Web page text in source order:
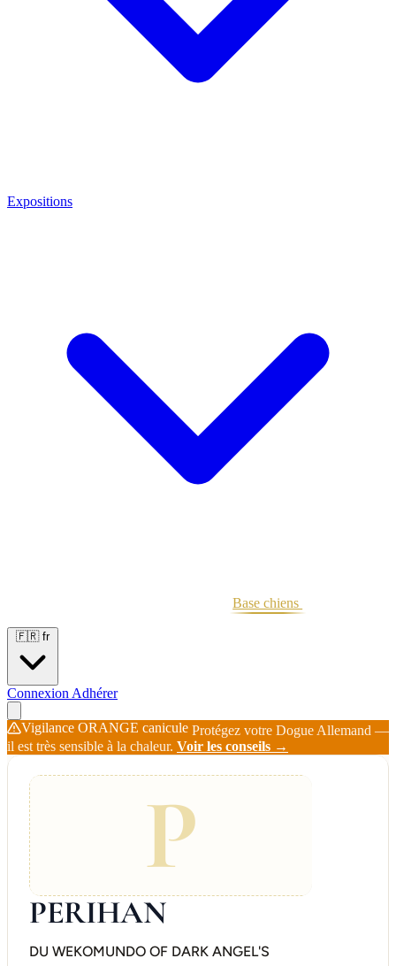
Expositions
Base chiens
🇫🇷 fr
Connexion Adhérer
Vigilance ORANGE canicule Protégez votre Dogue Allemand —
il est très sensible à la chaleur. Voir les conseils →
P
PERIHAN
DU WEKOMUNDO OF DARK ANGEL'S